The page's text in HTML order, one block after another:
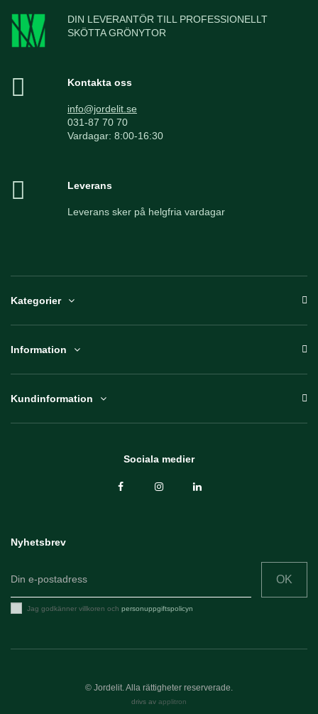
DIN LEVERANTÖR TILL PROFESSIONELLT
SKÖTTA GRÖNYTOR
Kontakta oss
info@jordelit.se
031-87 70 70
Vardagar: 8:00-16:30
Leverans
Leverans sker på helgfria vardagar
Kategorier
Information
Kundinformation
Sociala medier
Nyhetsbrev
OK
Jag godkänner villkoren och personuppgiftspolicyn
© Jordelit. Alla rättigheter reserverade.
drivs av applitron